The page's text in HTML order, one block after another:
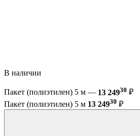
В наличии
Пакет (полиэтилен) 5 м — 13 24930 ₽
Пакет (полиэтилен) 5 м 13 24930 ₽